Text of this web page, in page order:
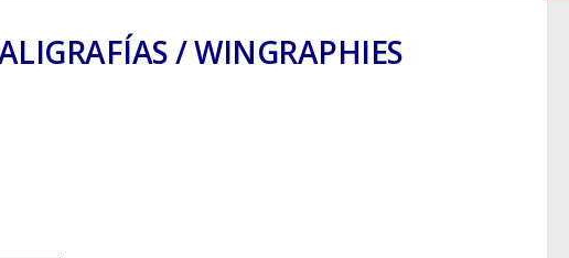
/ WINGRAPHIES